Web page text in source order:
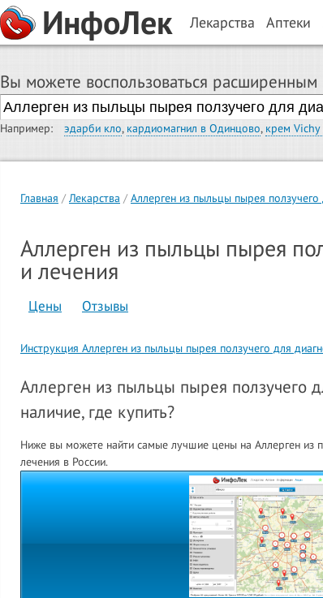
ИнфоЛек Лекарства Аптеки
Вы можете воспользоваться
Например: эдарби кло, кардиомагнил в Одинцово, крем
Главная Лекарства Аллерген из пыльцы пырея ползучего
Аллерген из пыльцы пырея
и лечения
Цены Отзывы
Инструкция Аллерген из пыльцы пырея ползучего для
Аллерген из пыльцы пырея ползучего
наличие, где купить?
Ниже вы можете найти самые лучшие цены на Аллерген из
лечения в России.